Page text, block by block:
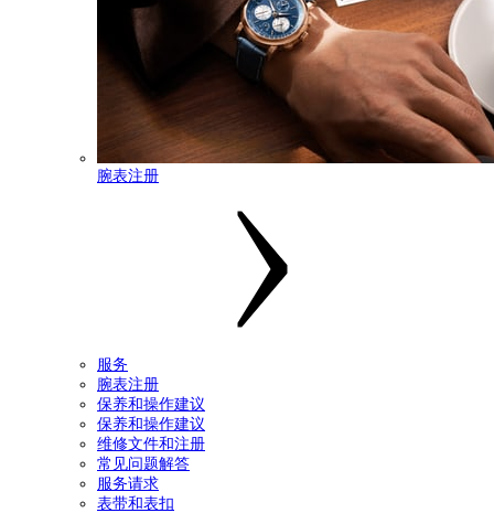
腕表注册
服务
腕表注册
保养和操作建议
保养和操作建议
维修文件和注册
常见问题解答
服务请求
表带和表扣